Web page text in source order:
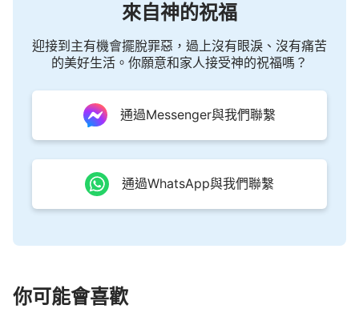
姊妹，我感到特別驚喜，三步並兩步地走到王姊妹跟
吧，你被教會隔離了。」聽到這個消息，猶如晴天霹
靂一般，愣了半天我才晃過神來，急忙問道：「隔離
我？為什麼？」王姊妹說：「教會有規定，只要家裡
有一個人信全能神，其餘的就得被隔離。帶領還特意
交代我們不讓接觸你，防止你來教會偷羊。」我聽後
很氣憤地說：「聖經上有這樣的規定嗎？他們怎麼能
有背叛主，也沒有接受全能神的末世作工。現在我靈
裡枯乾，得不到供應，他們不來與我交通主的心意，
來自神的祝福
迎接到主有機會擺脫罪惡，過上沒有眼淚、沒有痛苦
的美好生活。你願意和家人接受神的祝福嗎？
通過Messenger與我們聯繫
通過WhatsApp與我們聯繫
你可能會喜歡